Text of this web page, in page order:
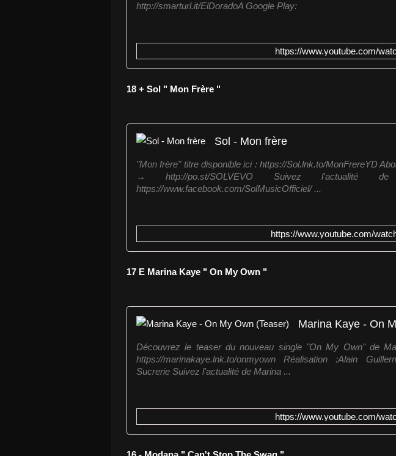
http://smarturl.it/ElDoradoA Google Play:
https://www.youtube.com/
18 + Sol " Mon Frère "
Sol - Mon frère
"Mon frère" titre disponible ici : https://Sol.lnk.to/MonFrereYD
→ http://po.st/SOLVEVO Suivez
https://www.facebook.com/SolMusicOfficiel/ ...
https://www.youtube.com/
17 E Marina Kaye " On My Own "
Marina Kaye - On
Découvrez le teaser du nouveau single "On My Own" de
https://marinakaye.lnk.to/onmyown Réalisation :Alain
Sucrerie Suivez l'actualité de Marina ...
https://www.youtube.com/